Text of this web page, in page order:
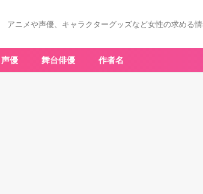
アニメや声優、キャラクターグッズなど女性の求める
声優 舞台俳優 作者名